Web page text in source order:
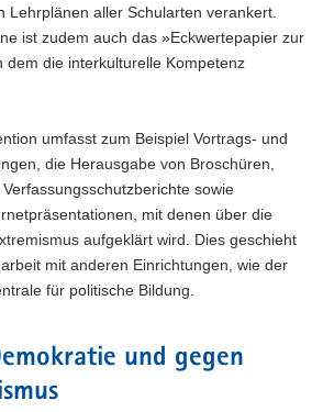
Lehrplänen aller Schularten verankert.
ist zudem auch das »Eckwertepapier zur
dem die interkulturelle Kompetenz
umfasst zum Beispiel Vortrags- und
die Herausgabe von Broschüren,
sowie
mit denen über die
aufgeklärt wird. Dies geschieht
mit anderen Einrichtungen, wie der
für politische Bildung.
und gegen